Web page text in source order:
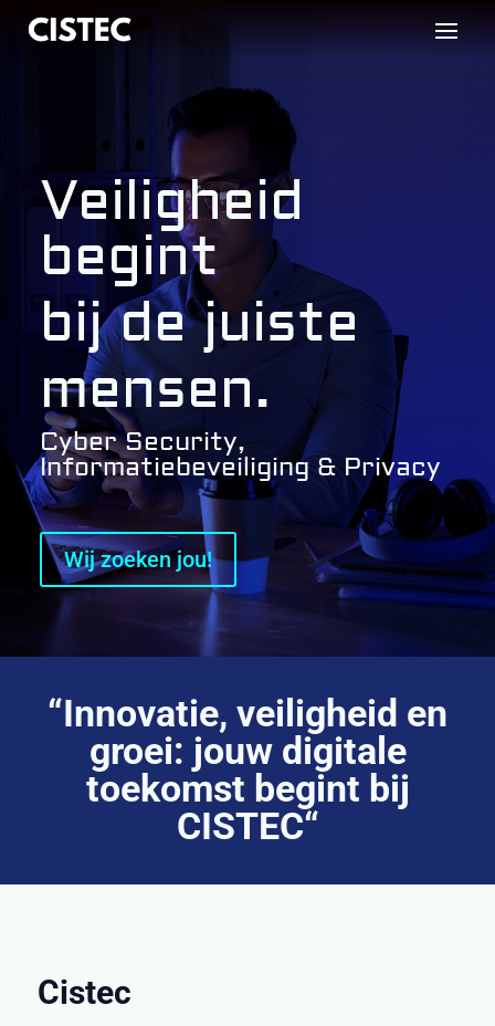
Veiligheid
begint
bij de juiste
mensen.
Cyber Security,
Informatiebeveiliging & Privacy
Wij zoeken jou!
“Innovatie, veiligheid en
groei: jouw digitale
toekomst begint bij
CISTEC“
Cistec